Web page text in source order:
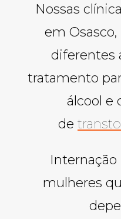
Nossas
em
diferentes
tratamento
álcool e
de
Internação
mulheres